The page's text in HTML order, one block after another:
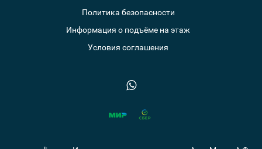
Политика безопасности
Информация о подъёме на этаж
Условия соглашения